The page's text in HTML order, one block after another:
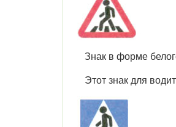
Знак в форме
Этот знак для